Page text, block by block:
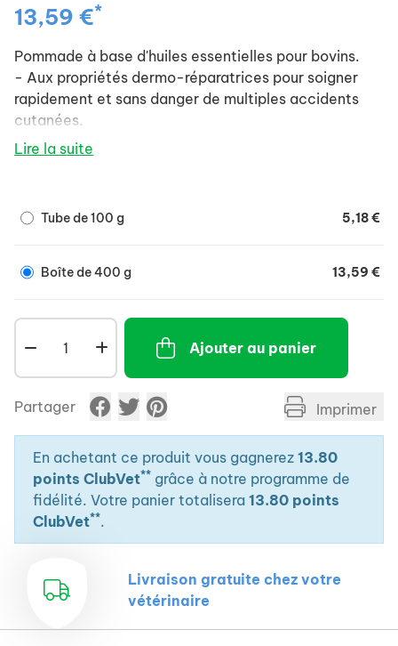
13,59 €*
Pommade à base d'huiles essentielles pour bovins.
- Aux propriétés dermo-réparatrices pour soigner
rapidement et sans danger de multiples accidents
cutanées.
- Composé de plusieurs huiles essentielles et
Lire la suite
Tube de 100 g 5,18 €
Boîte de 400 g 13,59 €
Ajouter au panier
Partager Imprimer
En achetant ce produit vous gagnerez 13.80
points ClubVet** grâce à notre programme de
fidélité. Votre panier totalisera 13.80 points
ClubVet**.
Livraison gratuite chez votre
vétérinaire